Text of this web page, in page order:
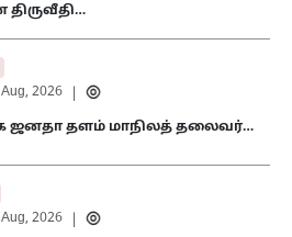
2026
ஜனதா தளம் மாநிலத் தலைவர்…
2026